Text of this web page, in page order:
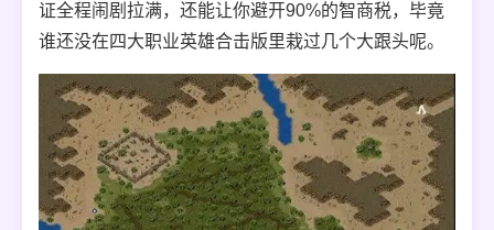
证全程闹剧拉满，还能让你避开90%的智商税，毕竟
谁还没在四大职业英雄合击版里栽过几个大跟头呢。